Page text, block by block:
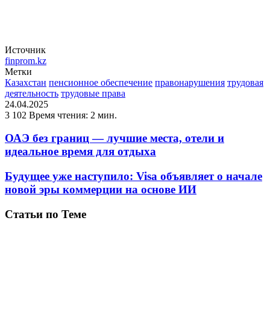
Источник
finprom.kz
Метки
Казахстан пенсионное обеспечение правонарушения трудовая
деятельность трудовые права
24.04.2025
3 102 Время чтения: 2 мин.
ОАЭ без границ — лучшие места, отели и
идеальное время для отдыха
Будущее уже наступило: Visa объявляет о начале
новой эры коммерции на основе ИИ
Статьи по Теме